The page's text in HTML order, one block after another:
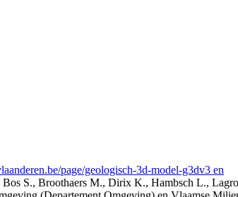
page/geologisch-3d-model-g3dv3 en
S., Broothaers M., Dirix K., Hambsch L.,